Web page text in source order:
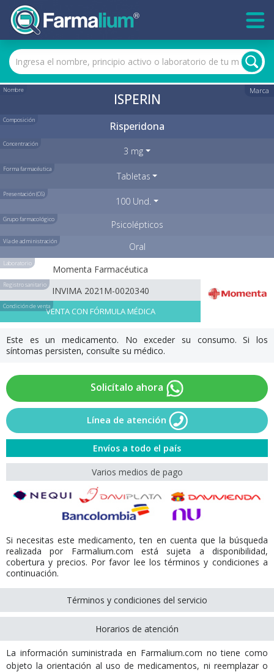
Nombre Marca
ISPERIN
Composición Risperidona
Concentración
3 mg
Forma farmacéutica
Tabletas
Presentación (C6)
100 Und.
Grupo farmacológico Psicolépticos
Vía de administración Oral
Laboratorio
Momenta Farmacéutica
Registro sanitario
INVIMA 2021M-0020340
Condición de ventaVENTA CON FÓRMULA MÉDICA
Este es un medicamento. No exceder su consumo. Si los
síntomas persisten, consulte su médico.
Solicítalo ahora
Línea de atención
Envíos a todo el país
Varios medios de pago
Si necesitas este medicamento, ten en cuenta que la búsqueda
realizada por Farmalium.com está sujeta a disponibilidad,
cobertura y precios. Por favor lee los términos y condiciones a
continuación.
Términos y condiciones del servicio
Horarios de atención
La información suministrada en Farmalium.com no tiene como
objeto la orientación al uso de medicamentos, ni reemplazar o